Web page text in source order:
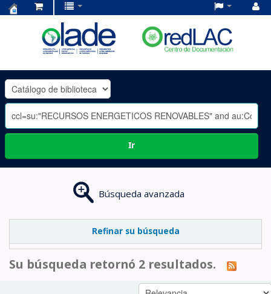
OLADE
-
Ir
Búsqueda avanzada
Refinar su búsqueda
Su búsqueda retornó 2 resultados.